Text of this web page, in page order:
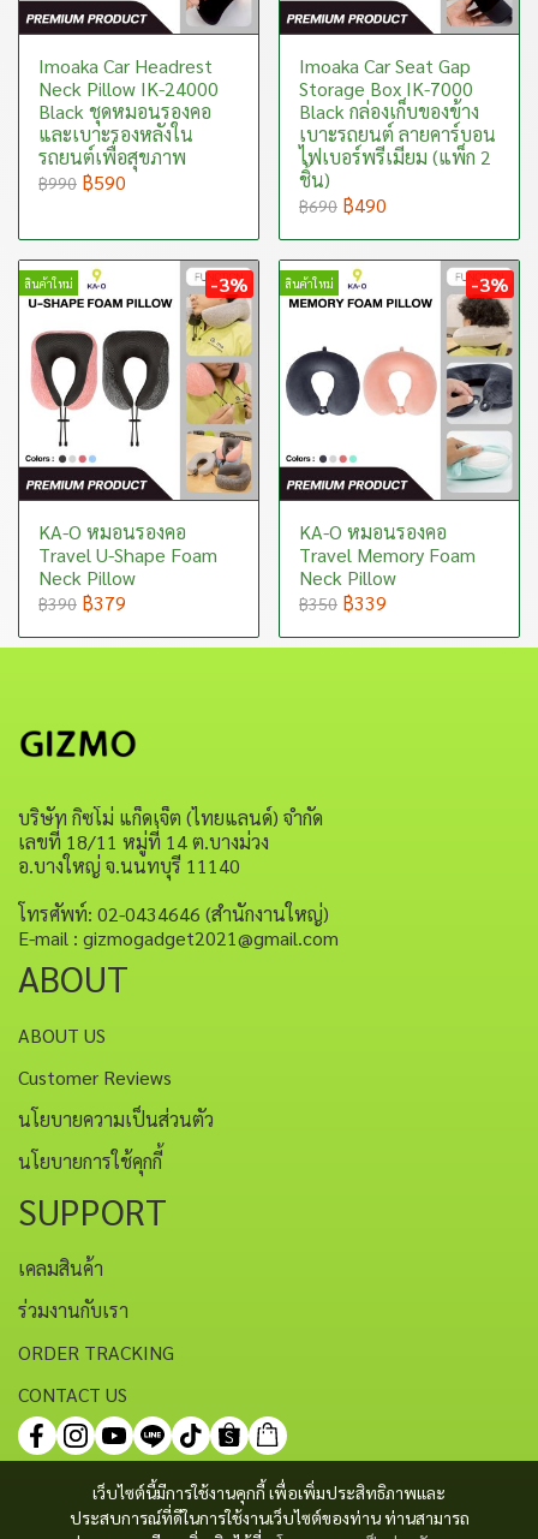
Imoaka Car Headrest
Neck Pillow IK-24000
Black ชุดหมอนรองคอ
และเบาะรองหลังใน
รถยนต์เพื่อสุขภาพ
฿990 ฿590
Imoaka Car Seat Gap
Storage Box IK-7000
Black กล่องเก็บของข้าง
เบาะรถยนต์ ลายคาร์บอน
ไฟเบอร์พรีเมียม (แพ็ก 2
ชิ้น)
฿690 ฿490
สินค้าใหม่ -3%
KA-O หมอนรองคอ
Travel U-Shape Foam
Neck Pillow
฿390 ฿379
สินค้าใหม่ -3%
KA-O หมอนรองคอ
Travel Memory Foam
Neck Pillow
฿350 ฿339
เว็บไซต์นี้มีการใช้งานคุกกี้ เพื่อเพิ่มประสิทธิภาพและ
ประสบการณ์ที่ดีในการใช้งานเว็บไซต์ของท่าน ท่านสามารถ
บริษัท กิซโม่ แก็ดเจ็ต (ไทยแลนด์) จำกัด
เลขที่ 18/11 หมู่ที่ 14 ต.บางม่วง
อ.บางใหญ่ จ.นนทบุรี 11140
โทรศัพท์: 02-0434646 (สำนักงานใหญ่)
E-mail : gizmogadget2021@gmail.com
ABOUT
ABOUT US
Customer Reviews
นโยบายความเป็นส่วนตัว
นโยบายการใช้คุกกี้
SUPPORT
เคลมสินค้า
ร่วมงานกับเรา
ORDER TRACKING
CONTACT US